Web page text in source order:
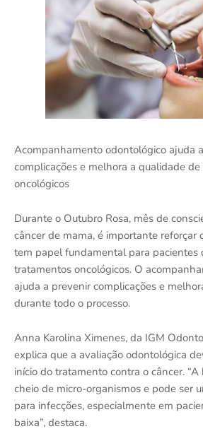
Acompanhamento odontológico ajuda
complicações e melhora a qualidade
oncológicos
Durante o Outubro Rosa, mês de
câncer de mama, é importante reforçar
tem papel fundamental para pacientes
tratamentos oncológicos. O
ajuda a prevenir complicações e
durante todo o processo.
Anna Karolina Ximenes, da IGM
explica que a avaliação odontológica
início do tratamento contra o câncer.
cheio de micro-organismos e pode ser
para infecções, especialmente em
baixa”, destaca.